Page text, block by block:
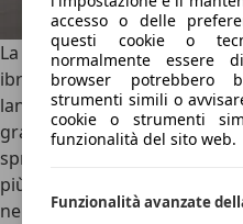
accesso o delle
questi cookie o
normalmente essere
browser potrebbero
strumenti simili o
cookie o strumenti
funzionalità del sito web.
Funzionalità avanzate
La Toyota Priusè stata, nel
ibrida di serie mai prodotta
lancio, la capostipite di
grado di convincere con uno
spregiudicato che mai unito
più raffinate sul mercato. La
nel 2023, è lunga 4,60 metri